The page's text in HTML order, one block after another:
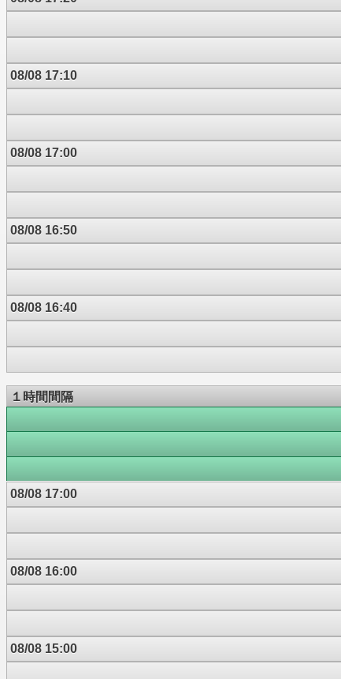
08/08 17:10
08/08 17:00
08/08 16:50
08/08 16:40
１時間間隔
08/08 17:00
08/08 16:00
08/08 15:00